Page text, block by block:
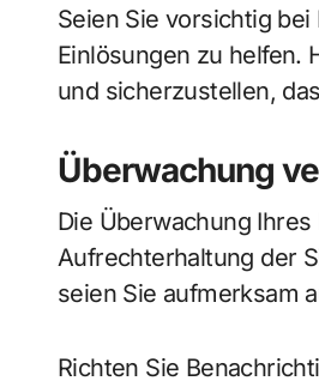
Seien Sie vorsichtig
Einlösungen zu helfen.
und sicherzustellen,
Überwachung
Die Überwachung
Aufrechterhaltung der
seien Sie aufmerksam
Richten Sie